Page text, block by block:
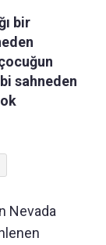
bir
sahneden
Nevada